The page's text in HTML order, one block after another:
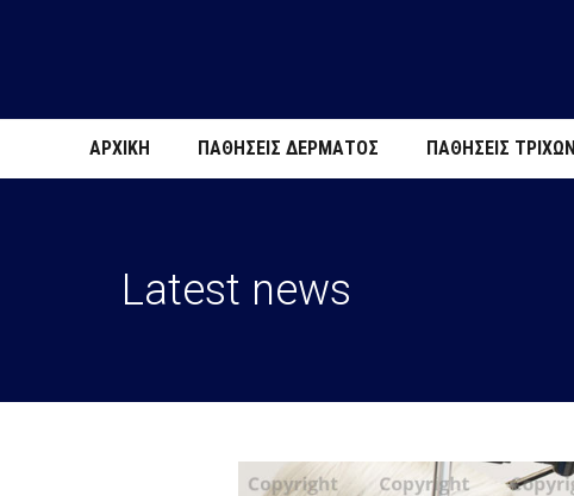
ΑΡΧΙΚΗ ΠΑΘΗΣΕΙΣ ΔΕΡΜΑΤΟΣ ΠΑΘΉΣΕΙΣ ΤΡΙΧΏΝ
Latest news